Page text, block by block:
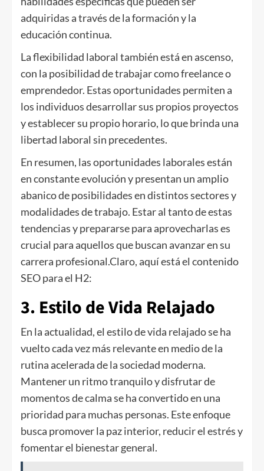
adquiridas a través de la formación y la
educación continua.
La flexibilidad laboral también está en ascenso,
con la posibilidad de trabajar como freelance o
emprendedor. Estas oportunidades permiten a
los individuos desarrollar sus propios proyectos
y establecer su propio horario, lo que brinda una
libertad laboral sin precedentes.
En resumen, las oportunidades laborales están
en constante evolución y presentan un amplio
abanico de posibilidades en distintos sectores y
modalidades de trabajo. Estar al tanto de estas
tendencias y prepararse para aprovecharlas es
crucial para aquellos que buscan avanzar en su
carrera profesional.Claro, aquí está el contenido
SEO para el H2:
3. Estilo de Vida Relajado
En la actualidad, el estilo de vida relajado se ha
vuelto cada vez más relevante en medio de la
rutina acelerada de la sociedad moderna.
Mantener un ritmo tranquilo y disfrutar de
momentos de calma se ha convertido en una
prioridad para muchas personas. Este enfoque
busca promover la paz interior, reducir el estrés y
fomentar el bienestar general.